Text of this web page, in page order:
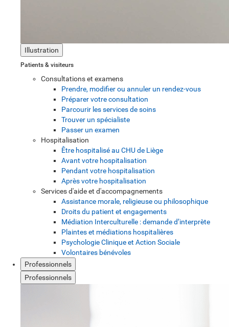
Illustration
Patients & visiteurs
Consultations et examens
Prendre, modifier ou annuler un rendez-vous
Préparer votre consultation
Parcourir les services de soins
Trouver un spécialiste
Passer un examen
Hospitalisation
Être hospitalisé au CHU de Liège
Avant votre hospitalisation
Pendant votre hospitalisation
Après votre hospitalisation
Services d'aide et d'accompagnements
Assistance morale, religieuse ou philosophique
Droits du patient et engagements
Médiation Interculturelle : demande d’interprète
Plaintes et médiations hospitalières
Psychologie Clinique et Action Sociale
Volontaires bénévoles
Professionnels
Professionnels